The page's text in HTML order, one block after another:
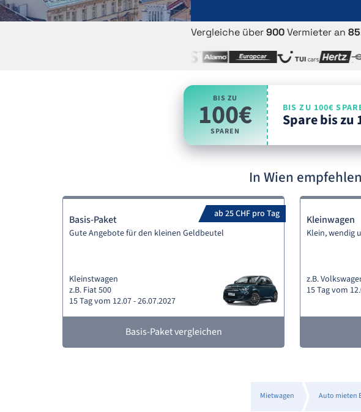
Vergleiche über900Vermieter an
BIS ZU
100€
SPAREN
BIS ZU 100€
Spare bis zu
In Wien
ab 25 CHF pro Tag
Basis-Paket
Gute Angebote für den kleinen Geldbeutel
Kleinstwagen
z.B. Fiat 500
15 Tag vom 12.07 - 26.07.2027
Basis-Paket vergleichen
Kleinwagen
Klein, wendig
z.B.
15 Tag vom
Mietwagen Auto mieten